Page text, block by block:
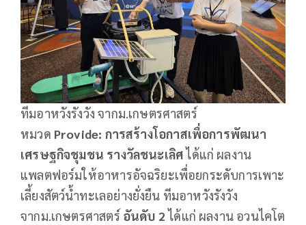
ทีมอาหวังรังวัง จากม.เกษตรศาสตร์
หมวด Provide: การสร้างโอกาสเพื่อการพัฒนา
เศรษฐกิจชุมชน รางวัลชนะเลิศได้แก่ ผลงาน
แพลตฟอร์มให้อาหารอัจฉริยะเพื่อยกระดับการเพาะ
เลี้ยงสัตว์น้ำทะเลอย่างยั่งยืน ทีมอาหวังรังวัง
จากม.เกษตรศาสตร์ อันดับ 2 ได้แก่ ผลงาน อวนไคโต